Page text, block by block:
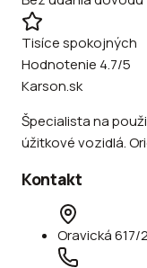
Tisíce spokojných
Hodnotenie 4.7/5
Karson.sk
Špecialista na
úžitkové vozidlá.
Kontakt
Oravická 617/